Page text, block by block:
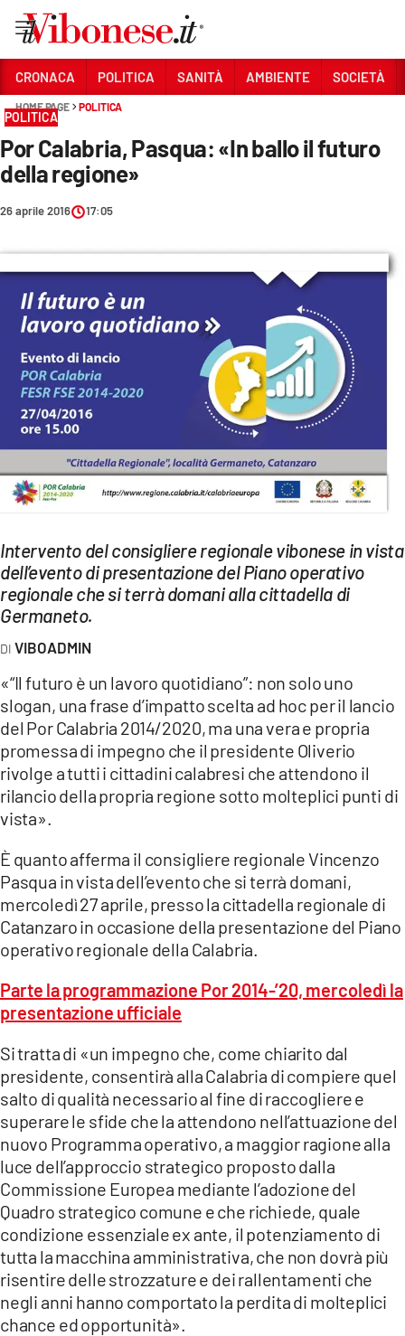
Sezioni
CRONACA
POLITICA
SANITÀ
AMBIENTE
SOCIETÀ
CULTURA
ECONOMIA E LAVORO
EVENTI
SPORT
Streaming
LAC NETWORK
LAC ONAIR
Network
LACPLAY.IT
LACTV.IT
LACONAIR.IT
ILREGGINO.IT
COSENZACHANNEL.IT
ILVIBONESE.IT
CATANZAROCHANNEL.IT
LACAPITALENEWS.IT
App
ANDROID
APPLE
CRONACA POLITICA SANITÀ AMBIENTE SOCIETÀ
HOME PAGE POLITICA
POLITICA
Por Calabria, Pasqua: «In ballo il futuro
della regione»
26 aprile 2016 17:05
Intervento del consigliere regionale vibonese in vista
dell’evento di presentazione del Piano operativo
regionale che si terrà domani alla cittadella di
Germaneto.
VIBOADMIN
«“Il futuro è un lavoro quotidiano”: non solo uno
slogan, una frase d’impatto scelta ad hoc per il lancio
del Por Calabria 2014/2020, ma una vera e propria
promessa di impegno che il presidente Oliverio
rivolge a tutti i cittadini calabresi che attendono il
rilancio della propria regione sotto molteplici punti di
vista».
È quanto afferma il consigliere regionale Vincenzo
Pasqua in vista dell’evento che si terrà domani,
mercoledì 27 aprile, presso la cittadella regionale di
Catanzaro in occasione della presentazione del Piano
operativo regionale della Calabria.
Parte la programmazione Por 2014-’20, mercoledì la
presentazione ufficiale
Si tratta di «un impegno che, come chiarito dal
presidente, consentirà alla Calabria di compiere quel
salto di qualità necessario al fine di raccogliere e
superare le sfide che la attendono nell’attuazione del
nuovo Programma operativo, a maggior ragione alla
luce dell’approccio strategico proposto dalla
Commissione Europea mediante l’adozione del
Quadro strategico comune e che richiede, quale
condizione essenziale ex ante, il potenziamento di
tutta la macchina amministrativa, che non dovrà più
risentire delle strozzature e dei rallentamenti che
negli anni hanno comportato la perdita di molteplici
chance ed opportunità».